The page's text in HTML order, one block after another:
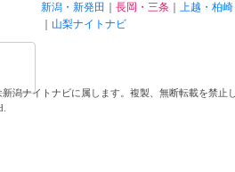
新潟・新発田
長岡・三条
上越・柏崎
山梨ナイトナビ
潟ナイトナビに属します。複製、無断転載を禁止